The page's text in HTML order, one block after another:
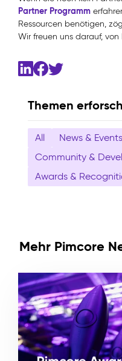
Themen
All News & Events
Community &
Awards &
Partner Programm
Ressourcen benötigen,
Wir freuen uns darauf, von
Mehr Pimcore